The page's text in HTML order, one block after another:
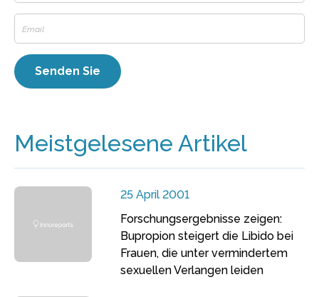
Meistgelesene Artikel
25 April 2001
Forschungsergebnisse zeigen:
Bupropion steigert die Libido bei
Frauen, die unter vermindertem
sexuellen Verlangen leiden